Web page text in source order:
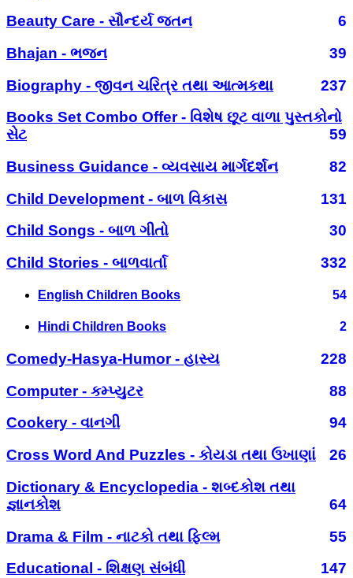
Beauty Care - સૌન્દર્ય જતન
6
Bhajan - ભજન
39
Biography - જીવન ચરિત્ર તથા આત્મકથા
237
Books Set Combo Offer - વિશેષ છૂટ વાળા પુસ્તકોનો
સેટ
59
Business Guidance - વ્યવસાય માર્ગદર્શન
82
Child Development - બાળ વિકાસ
131
Child Songs - બાળ ગીતો
30
Child Stories - બાળવાર્તા
332
English Children Books 54
Hindi Children Books 2
Comedy-Hasya-Humor - હાસ્ય
228
Computer - કમ્પ્યુટર
88
Cookery - વાનગી
94
Cross Word And Puzzles - કોયડા તથા ઉખાણાં
26
Dictionary & Encyclopedia - શબ્દકોશ તથા
જ્ઞાનકોશ
64
Drama & Film - નાટકો તથા ફિલ્મ
55
Educational - શિક્ષણ સંબંધી
147